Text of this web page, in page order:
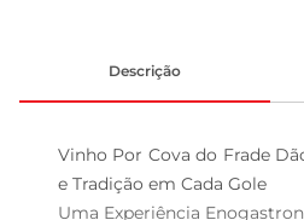
Descrição
Vinho Por Cova do Frade
e Tradição em Cada Gole
Uma Experiência